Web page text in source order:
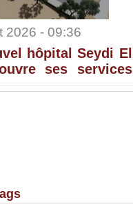
2026 - 09:36
hôpital Seydi El
ses services